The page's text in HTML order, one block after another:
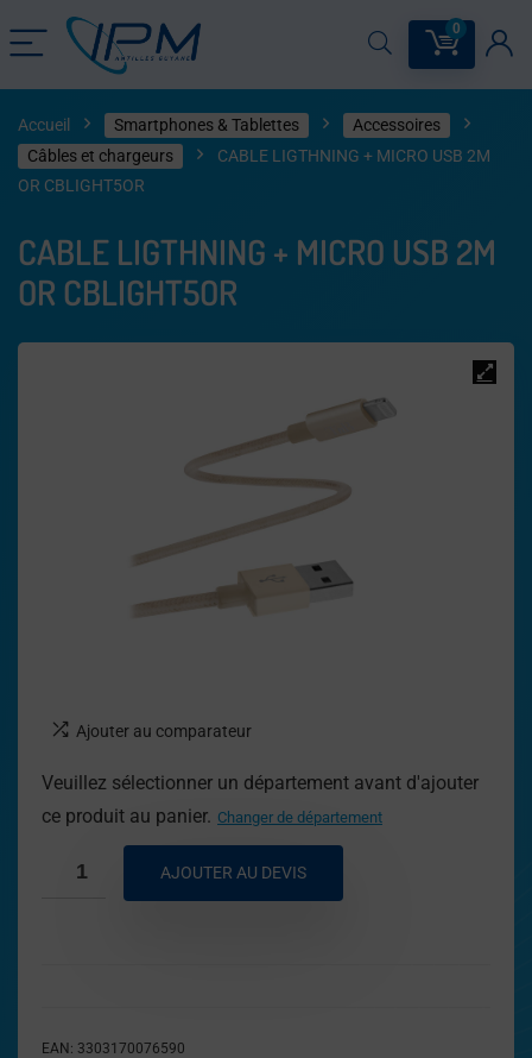
0
Accueil Smartphones & Tablettes
Accessoires
Câbles et chargeurs
CABLE LIGTHNING + MICRO USB 2M
OR CBLIGHT5OR
CABLE LIGTHNING + MICRO USB 2M
OR CBLIGHT5OR
Ajouter au comparateur
Veuillez sélectionner un département avant d'ajouter
ce produit au panier. Changer de département
AJOUTER AU DEVIS
EAN: 3303170076590